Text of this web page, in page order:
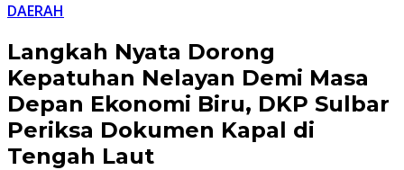
DAERAH
Langkah Nyata Dorong
Kepatuhan Nelayan Demi Masa
Depan Ekonomi Biru, DKP Sulbar
Periksa Dokumen Kapal di
Tengah Laut